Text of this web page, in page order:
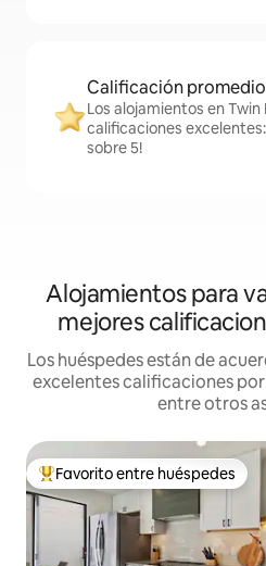
Calificación
Los alojamientos en Twin
calificaciones
sobre 5!
Alojamientos para
mejores
Los huéspedes están de
excelentes calificaciones
entre otros
Favorito entre los huéspedes
Favorito entre huéspedes